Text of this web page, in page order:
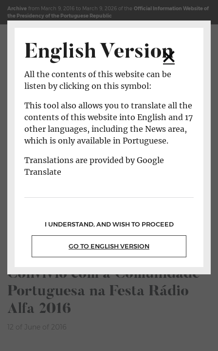
Jump to content (shortcut key c)
Site Map
Archive from March 9, 2016 to March 9, 2026 of the Official Information Website of
the Presidency of the Portuguese Republic
Open main menu
All News
Convívio com a Comunidade
Portuguesa na Festa Rádio
Alfa 2016
12 of June of 2016
English Version
All the contents of this website can be
listen by clicking on this symbol:
This tool also allows you to translate all the
contents of this website into English and 17
other languages, including the News area,
which is only available in Portuguese.
Translations are provided by Google
Translate
I UNDERSTAND, AND WISH TO PROCEED
GO TO ENGLISH VERSION